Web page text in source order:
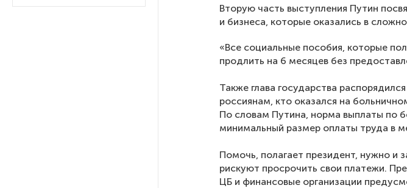
Вторую часть выступления Путин
и бизнеса, которые оказались в
«Все социальные пособия, которые
продлить на 6 месяцев без
Также глава государства
россиянам, кто оказался на
По словам Путина, норма выплаты по
минимальный размер оплаты труда в
Помочь, полагает президент, нужно и
рискуют просрочить свои платежи.
ЦБ и финансовые организации